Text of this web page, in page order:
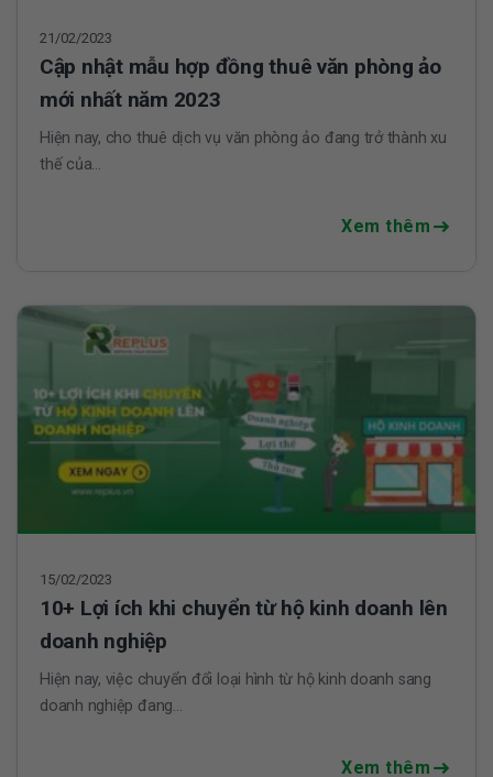
21/02/2023
Cập nhật mẫu hợp đồng thuê văn phòng ảo
mới nhất năm 2023
Hiện nay, cho thuê dịch vụ văn phòng ảo đang trở thành xu
thế của...
Xem thêm
15/02/2023
10+ Lợi ích khi chuyển từ hộ kinh doanh lên
doanh nghiệp
Hiện nay, việc chuyển đổi loại hình từ hộ kinh doanh sang
doanh nghiệp đang...
Xem thêm